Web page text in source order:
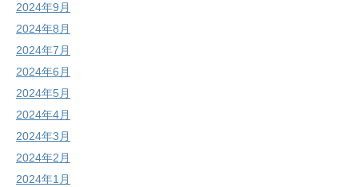
2024年9月
2024年8月
2024年7月
2024年6月
2024年5月
2024年4月
2024年3月
2024年2月
2024年1月